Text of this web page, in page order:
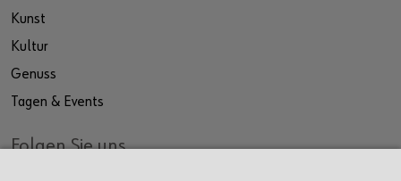
Kunst
Kultur
Genuss
Tagen & Events
Folgen Sie uns